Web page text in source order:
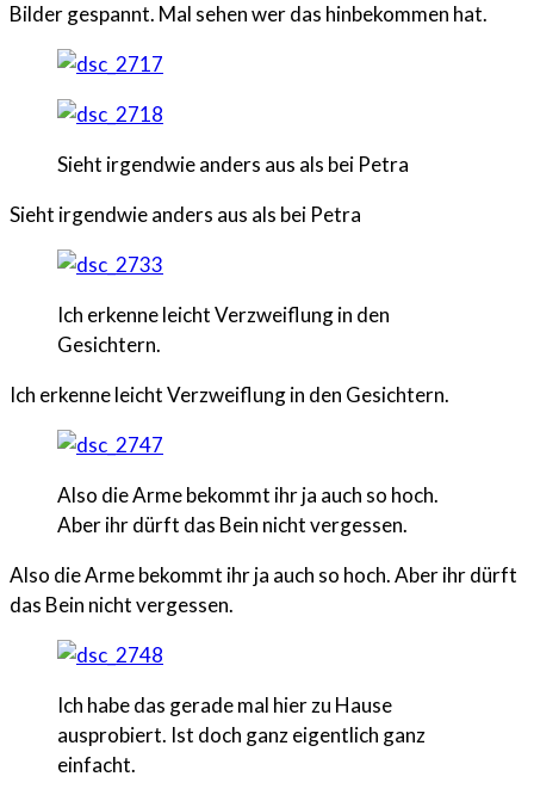
Bilder gespannt. Mal sehen wer das hinbekommen hat.
Sieht irgendwie anders aus als bei Petra
Sieht irgendwie anders aus als bei Petra
Ich erkenne leicht Verzweiflung in den
Gesichtern.
Ich erkenne leicht Verzweiflung in den Gesichtern.
Also die Arme bekommt ihr ja auch so hoch.
Aber ihr dürft das Bein nicht vergessen.
Also die Arme bekommt ihr ja auch so hoch. Aber ihr dürft
das Bein nicht vergessen.
Ich habe das gerade mal hier zu Hause
ausprobiert. Ist doch ganz eigentlich ganz
einfacht.